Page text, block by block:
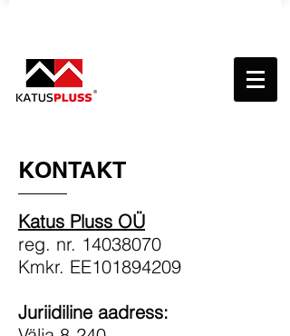
KONTAKT
Katus Pluss OÜ
reg. nr. 14038070
Kmkr. EE101894209
Juriidiline aadress: